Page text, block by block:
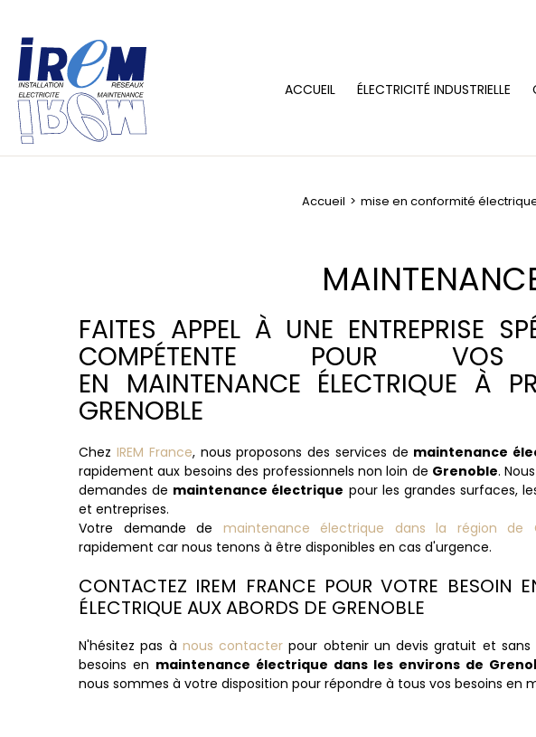
ACCUEIL ÉLECTRICITÉ INDUSTRIELLE
Accueil mise en conformité
FAITES APPEL À UNE ENTREPRISE
COMPÉTENTE POUR VOS
EN MAINTENANCE ÉLECTRIQUE À
GRENOBLE
Chez IREM France, nous proposons des services de maintenance
rapidement aux besoins des professionnels non loin de Grenoble.
demandes de maintenance électrique pour les grandes surfaces,
et entreprises.
Votre demande de maintenance électrique dans la région de
rapidement car nous tenons à être disponibles en cas d'urgence.
CONTACTEZ IREM FRANCE POUR VOTRE BESOIN
ÉLECTRIQUE AUX ABORDS DE GRENOBLE
N'hésitez pas à nous contacter pour obtenir un devis gratuit et
besoins en maintenance électrique dans les environs de
nous sommes à votre disposition pour répondre à tous vos besoins en